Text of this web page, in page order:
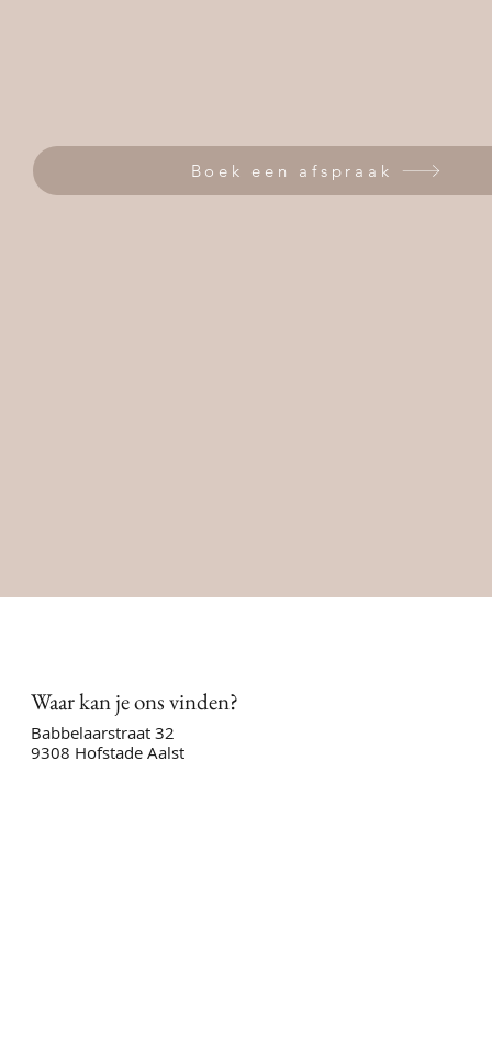
Boek een afspraak
Waar kan je ons vinden?
Babbelaarstraat 32
9308 Hofstade Aalst